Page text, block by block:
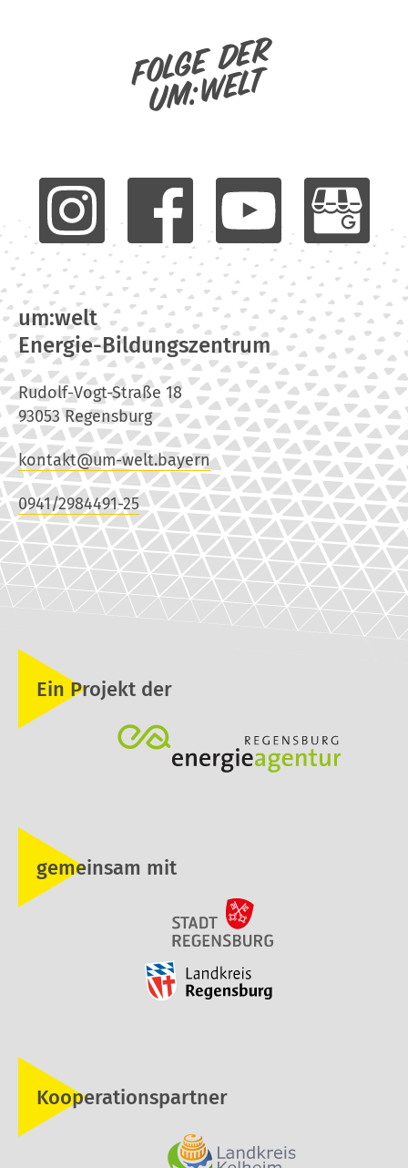
Folge der
um:welt
um:welt
Energie-Bildungszentrum
Rudolf-Vogt-Straße 18
93053 Regensburg
kontakt@um-welt.bayern
0941/2984491-25
Ein Projekt der
gemeinsam mit
Kooperationspartner